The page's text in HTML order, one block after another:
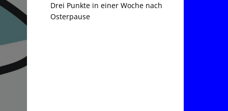
Drei Punkte in einer Woche nach
Osterpause